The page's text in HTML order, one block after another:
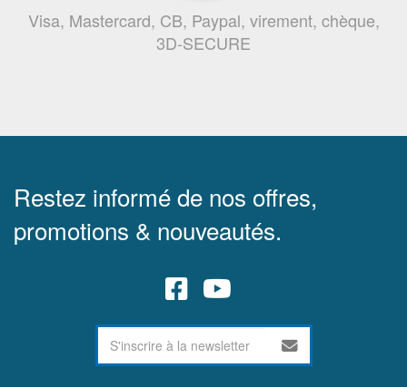
Visa, Mastercard, CB, Paypal, virement, chèque,
3D-SECURE
Restez informé de nos offres,
promotions & nouveautés.